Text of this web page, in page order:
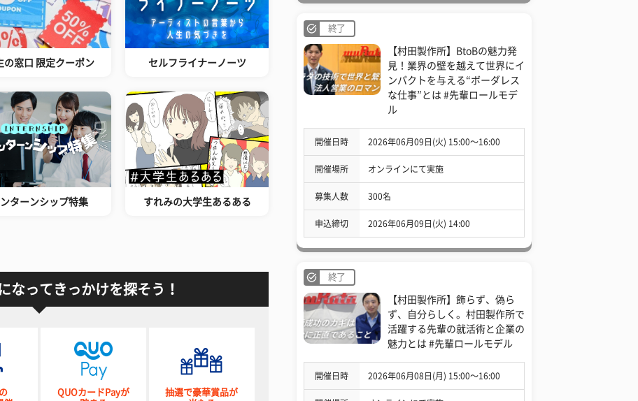
の窓口 限定クーポン セルフライナーノーツ
ターンシップ特集 すれみの大学生あるある
なってきっかけを探そう！
QUOカードPayが
抽選で豪華賞品が
終了
【村田製作所】BtoBの魅力発
見！業界の壁を越えて世界にイ
ンパクトを与える“ボーダレス
な仕事”とは #先輩ロールモデ
ル
開催日時 2026年06月09日(火) 15:00〜16:00
開催場所 オンラインにて実施
募集人数 300名
申込締切 2026年06月09日(火) 14:00
終了
【村田製作所】飾らず、偽ら
ず、自分らしく。村田製作所で
活躍する先輩の就活術と企業の
魅力とは #先輩ロールモデル
開催日時 2026年06月08日(月) 15:00〜16:00